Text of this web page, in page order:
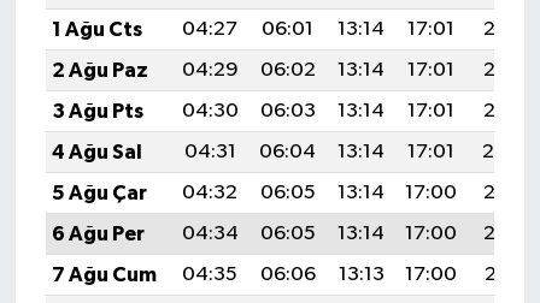
1 Ağu Cts
04:27 06:01 13:14 17:01
20:17
2 Ağu Paz
04:29 06:02 13:14 17:01
20:16
3 Ağu Pts
04:30 06:03 13:14 17:01
20:15
4 Ağu Sal
04:31 06:04 13:14 17:01
20:14
5 Ağu Çar
04:32 06:05 13:14 17:00
20:13
6 Ağu Per
04:34 06:05 13:14 17:00
20:12
7 Ağu Cum
04:35 06:06 13:13 17:00
20:11